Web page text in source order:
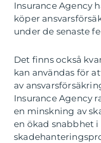
Insurance Agency
köper
under de senaste
Det finns också
kan användas för
av
Insurance Agency
en minskning av
en ökad snabbhet i